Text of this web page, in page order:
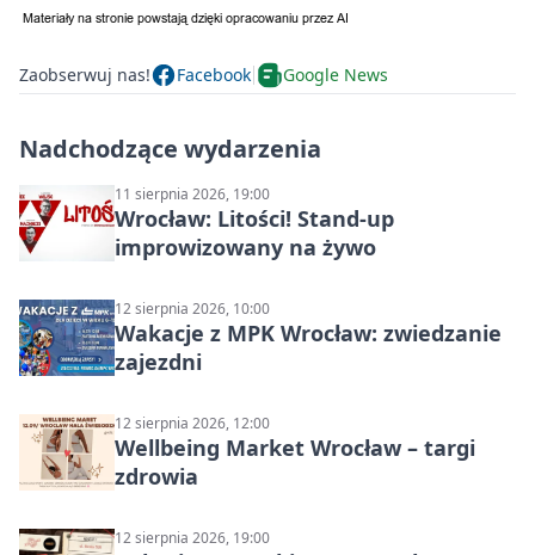
Zaobserwuj nas! Facebook Google News
Nadchodzące wydarzenia
11 sierpnia 2026, 19:00
Wrocław: Litości! Stand-up
improwizowany na żywo
12 sierpnia 2026, 10:00
Wakacje z MPK Wrocław: zwiedzanie
zajezdni
12 sierpnia 2026, 12:00
Wellbeing Market Wrocław – targi
zdrowia
12 sierpnia 2026, 19:00